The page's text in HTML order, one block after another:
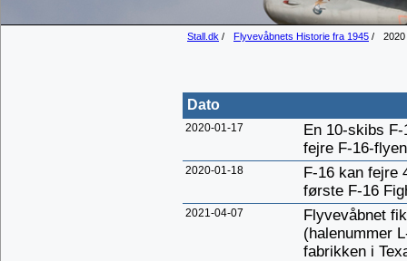
Stall.dk / Flyvevåbnets Historie fra 1945 /
Dato
2020-01-17
En 10-skibs
fejre F-16-
2020-01-18
F-16 kan fejre
første F-16
2021-04-07
Flyvevåbnet
(halenummer
fabrikken i